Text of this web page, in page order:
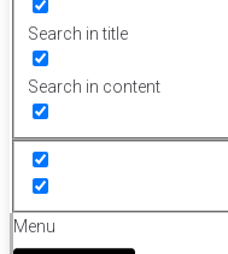
Search in title
Search in content
Menu